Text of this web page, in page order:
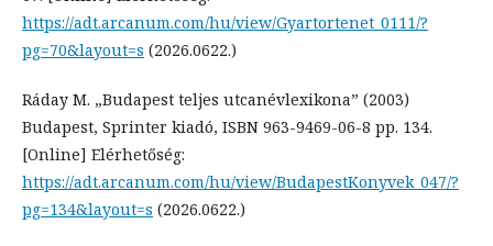
https://adt.arcanum.com/hu/view/Gyartortenet_0111/?
pg=70&layout=s (2026.0622.)
Ráday M. „Budapest teljes utcanévlexikona” (2003)
Budapest, Sprinter kiadó, ISBN 963-9469-06-8 pp. 134.
[Online] Elérhetőség:
https://adt.arcanum.com/hu/view/BudapestKonyvek_047/?
pg=134&layout=s (2026.0622.)